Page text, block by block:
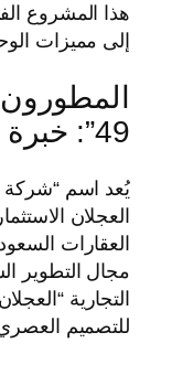
هذا المشروع
إلى مميزات
المطورون
49”: خبرة وجودة راسخة
يُعد اسم “شركة
العجلان
العقارات
مجال التطوير
التجارية
للتصميم العصري